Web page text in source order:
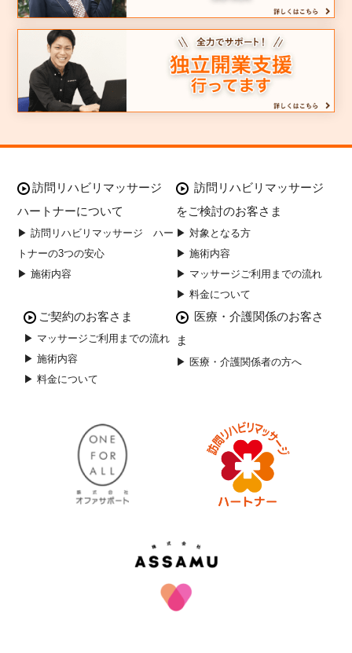
訪問リハビリマッサージ
ハートナーについて
▶ 訪問リハビリマッサージ ハー
トナーの3つの安心
▶ 施術内容
訪問リハビリマッサージ
をご検討のお客さま
▶ 対象となる方
▶ 施術内容
▶ マッサージご利用までの流れ
▶ 料金について
ご契約のお客さま
▶ マッサージご利用までの流れ
▶ 施術内容
▶ 料金について
医療・介護関係のお客さ
ま
▶ 医療・介護関係者の方へ